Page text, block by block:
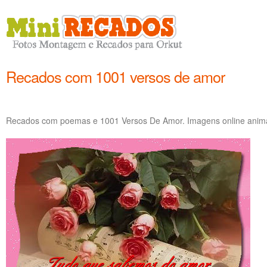
Recados com 1001 versos de amor
Recados com poemas e 1001 Versos De Amor. Imagens online